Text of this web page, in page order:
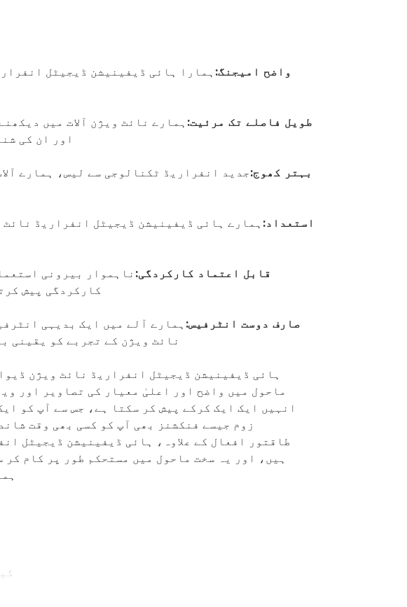
واضح امیجنگ: ہمارا ہائی ڈیفینیشن ڈیجیٹل
طویل فاصلے تک مرئیت: ہمارے نائٹ ویژن آلات میں
اور ان کی
بہتر کھوج:جدید انفراریڈ ٹکنالوجی سے لیس، ہمارے
استعداد: ہمارے ہائی ڈیفینیشن ڈیجیٹل انفراریڈ
قابل اعتماد کارکردگی: ناہموار بیرونی
کارکردگی پیش
صارف دوست انٹرفیس: ہمارے آلے میں ایک بدیہی
نائٹ ویژن کے تجربے کو یقینی
ہائی ڈیفینیشن ڈیجیٹل انفراریڈ نائٹ ویژن
ماحول میں واضح اور اعلیٰ معیار کی تصاویر اور
انہیں ایک ایک کرکے پیش کر سکتا ہے، جس سے آپ کو
زوم جیسے فنکشنز بھی آپ کو کسی بھی وقت
طاقتور افعال کے علاوہ، ہائی ڈیفینیشن ڈیجیٹل
ہیں، اور یہ سخت ماحول میں مستحکم طور پر کام